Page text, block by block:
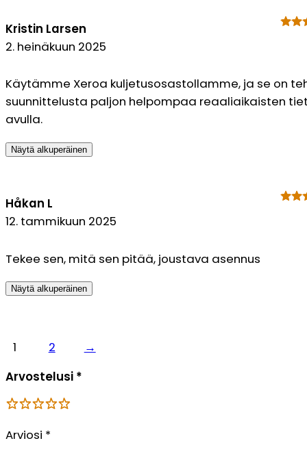
Kristin Larsen
2. heinäkuun 2025
Käytämme Xeroa kuljetusosastollamme, ja se on
suunnittelusta paljon helpompaa reaaliaikaisten
avulla.
Näytä alkuperäinen
Håkan L
12. tammikuun 2025
Tekee sen, mitä sen pitää, joustava asennus
Näytä alkuperäinen
1 2
→
Arvostelusi *
Arviosi *